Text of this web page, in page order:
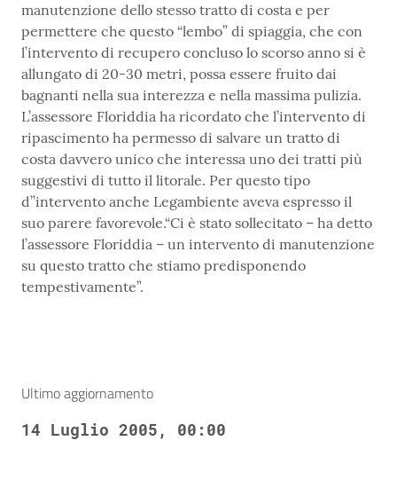
manutenzione dello stesso tratto di costa e per
permettere che questo “lembo” di spiaggia, che con
l’intervento di recupero concluso lo scorso anno si è
allungato di 20-30 metri, possa essere fruito dai
bagnanti nella sua interezza e nella massima pulizia.
L’assessore Floriddia ha ricordato che l’intervento di
ripascimento ha permesso di salvare un tratto di
costa davvero unico che interessa uno dei tratti più
suggestivi di tutto il litorale. Per questo tipo
d’’intervento anche Legambiente aveva espresso il
suo parere favorevole.“Ci è stato sollecitato – ha detto
l’assessore Floriddia – un intervento di manutenzione
su questo tratto che stiamo predisponendo
tempestivamente”.
Ultimo aggiornamento
14 Luglio 2005, 00:00